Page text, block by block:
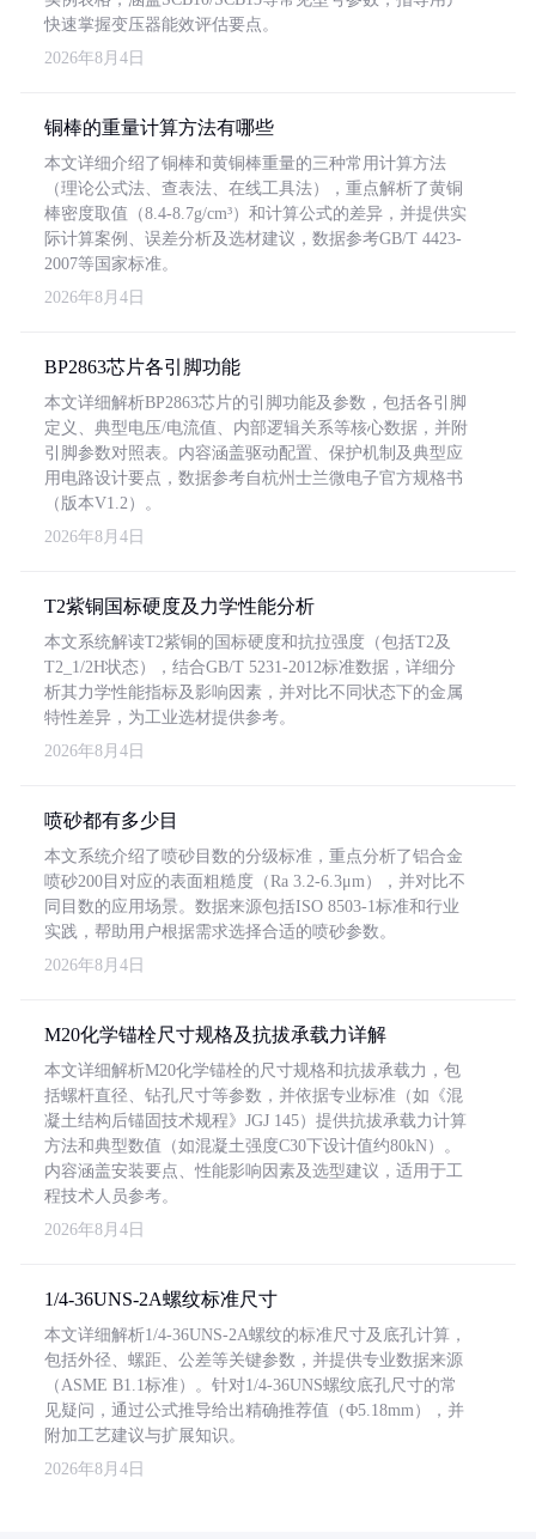
快速掌握变压器能效评估要点。
2026年8月4日
铜棒的重量计算方法有哪些
本文详细介绍了铜棒和黄铜棒重量的三种常用计算方法
（理论公式法、查表法、在线工具法），重点解析了黄铜
棒密度取值（8.4-8.7g/cm³）和计算公式的差异，并提供实
际计算案例、误差分析及选材建议，数据参考GB/T 4423-
2007等国家标准。
2026年8月4日
BP2863芯片各引脚功能
本文详细解析BP2863芯片的引脚功能及参数，包括各引脚
定义、典型电压/电流值、内部逻辑关系等核心数据，并附
引脚参数对照表。内容涵盖驱动配置、保护机制及典型应
用电路设计要点，数据参考自杭州士兰微电子官方规格书
（版本V1.2）。
2026年8月4日
T2紫铜国标硬度及力学性能分析
本文系统解读T2紫铜的国标硬度和抗拉强度（包括T2及
T2_1/2H状态），结合GB/T 5231-2012标准数据，详细分
析其力学性能指标及影响因素，并对比不同状态下的金属
特性差异，为工业选材提供参考。
2026年8月4日
喷砂都有多少目
本文系统介绍了喷砂目数的分级标准，重点分析了铝合金
喷砂200目对应的表面粗糙度（Ra 3.2-6.3μm），并对比不
同目数的应用场景。数据来源包括ISO 8503-1标准和行业
实践，帮助用户根据需求选择合适的喷砂参数。
2026年8月4日
M20化学锚栓尺寸规格及抗拔承载力详解
本文详细解析M20化学锚栓的尺寸规格和抗拔承载力，包
括螺杆直径、钻孔尺寸等参数，并依据专业标准（如《混
凝土结构后锚固技术规程》JGJ 145）提供抗拔承载力计算
方法和典型数值（如混凝土强度C30下设计值约80kN）。
内容涵盖安装要点、性能影响因素及选型建议，适用于工
程技术人员参考。
2026年8月4日
1/4-36UNS-2A螺纹标准尺寸
本文详细解析1/4-36UNS-2A螺纹的标准尺寸及底孔计算，
包括外径、螺距、公差等关键参数，并提供专业数据来源
（ASME B1.1标准）。针对1/4-36UNS螺纹底孔尺寸的常
见疑问，通过公式推导给出精确推荐值（Φ5.18mm），并
附加工艺建议与扩展知识。
2026年8月4日